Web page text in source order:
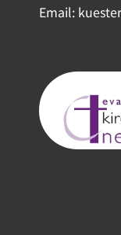
Email: